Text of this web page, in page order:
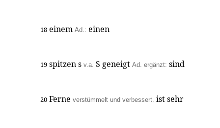
18 einem Ad.: einen
19 spitzen s v.a. S geneigt Ad. ergänzt: sind
20 Ferne verstümmelt und verbessert. ist sehr